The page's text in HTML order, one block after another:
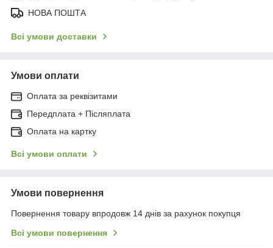
НОВА ПОШТА
Всі умови доставки
Умови оплати
Оплата за реквізитами
Передплата + Післяплата
Оплата на картку
Всі умови оплати
Умови повернення
Повернення товару впродовж 14 днів за рахунок покупця
Всі умови повернення